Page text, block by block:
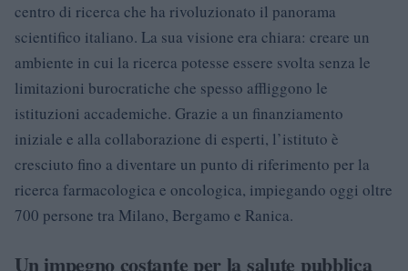
centro di ricerca che ha rivoluzionato il panorama
scientifico italiano. La sua visione era chiara: creare un
ambiente in cui la ricerca potesse essere svolta senza le
limitazioni burocratiche che spesso affliggono le
istituzioni accademiche. Grazie a un finanziamento
iniziale e alla collaborazione di esperti, l’istituto è
cresciuto fino a diventare un punto di riferimento per la
ricerca farmacologica e oncologica, impiegando oggi oltre
700 persone tra Milano, Bergamo e Ranica.
Un impegno costante per la salute pubblica